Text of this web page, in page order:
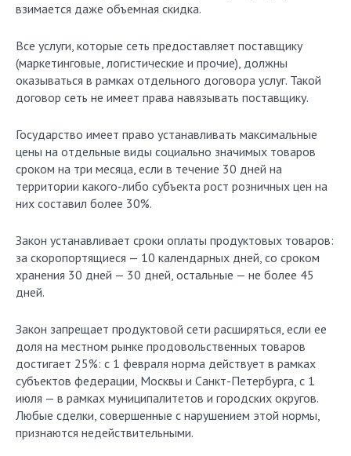
взимается даже объемная скидка.
Все услуги, которые сеть предоставляет поставщику
(маркетинговые, логистические и прочие), должны
оказываться в рамках отдельного договора услуг. Такой
договор сеть не имеет права навязывать поставщику.
Государство имеет право устанавливать максимальные
цены на отдельные виды социально значимых товаров
сроком на три месяца, если в течение 30 дней на
территории какого-либо субъекта рост розничных цен на
них составил более 30%.
Закон устанавливает сроки оплаты продуктовых товаров:
за скоропортящиеся — 10 календарных дней, со сроком
хранения 30 дней — 30 дней, остальные — не более 45
дней.
Закон запрещает продуктовой сети расширяться, если ее
доля на местном рынке продовольственных товаров
достигает 25%: с 1 февраля норма действует в рамках
субъектов федерации, Москвы и Санкт-Петербурга, с 1
июля — в рамках муниципалитетов и городских округов.
Любые сделки, совершенные с нарушением этой нормы,
признаются недействительными.